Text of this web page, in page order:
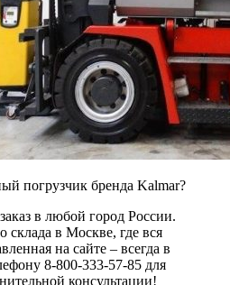
погрузчик бренда Kalmar?
в любой город России.
склада в Москве, где вся
на сайте – всегда в
8-800-333-57-85 для
консультации!